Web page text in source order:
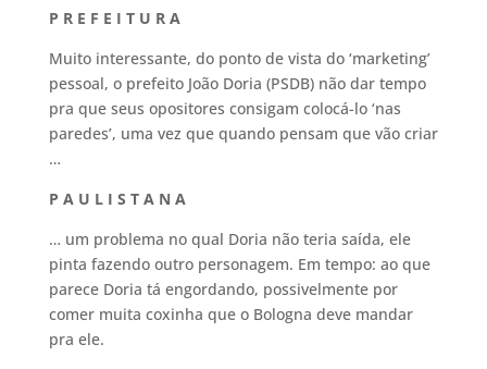
P R E F E I T U R A
Muito interessante, do ponto de vista do ‘marketing’
pessoal, o prefeito João Doria (PSDB) não dar tempo
pra que seus opositores consigam colocá-lo ‘nas
paredes’, uma vez que quando pensam que vão criar
…
P A U L I S T A N A
… um problema no qual Doria não teria saída, ele
pinta fazendo outro personagem. Em tempo: ao que
parece Doria tá engordando, possivelmente por
comer muita coxinha que o Bologna deve mandar
pra ele.